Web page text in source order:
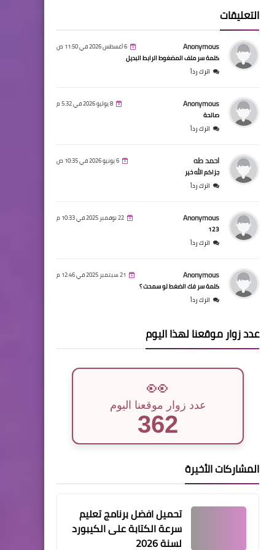
التعليقات
Anonymous 6 أغسطس 2026 في 11:50 ص
كلمة سر ملف المضغوط الرابط البديل
اترك رداً
Anonymous 8 يوليو 2026 في 5:32 م
صالحة
اترك رداً
احمد طه 6 يونيو 2026 في 10:35 ص
جزاكم الله خير
اترك رداً
Anonymous 22 نوفمبر 2025 في 10:33 م
123
اترك رداً
Anonymous 21 سبتمبر 2025 في 12:46 م
كلمة سر فك الضغط لو سمحت ؟
اترك رداً
عدد زوار موقعنا لهذا اليوم
👀
عدد زوار موقعنا اليوم
362
المشاركات الأخيرة
تحميل افضل برنامج تعليم
سرعة الكتابة على الكيبورد
لسنة 2026